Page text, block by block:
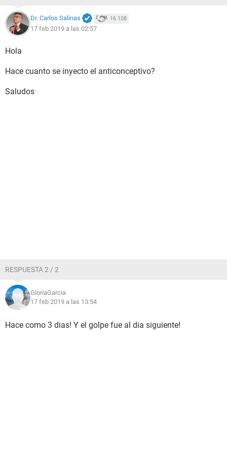
Dr. Carlos Salinas 16.108
17 feb 2019 a las 02:57
Hola
Hace cuanto se inyecto el anticonceptivo?
Saludos
RESPUESTA 2 / 2
GloriaGarcia
17 feb 2019 a las 13:54
Hace como 3 dias! Y el golpe fue al dia siguiente!